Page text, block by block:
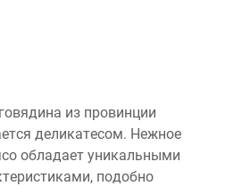
из провинции
деликатесом. Нежное
обладает уникальными
подобно